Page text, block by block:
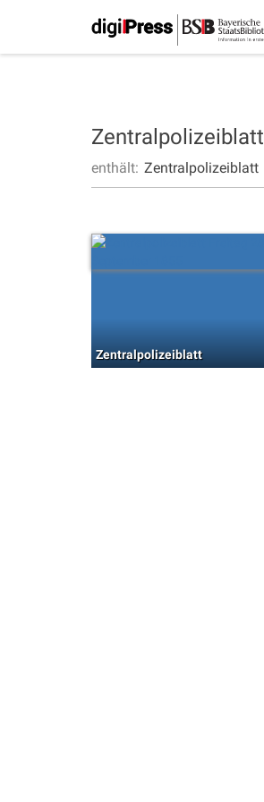
Zentralpolizeiblatt
enthält: Zentralpolizeiblatt
Zentralpolizeiblatt